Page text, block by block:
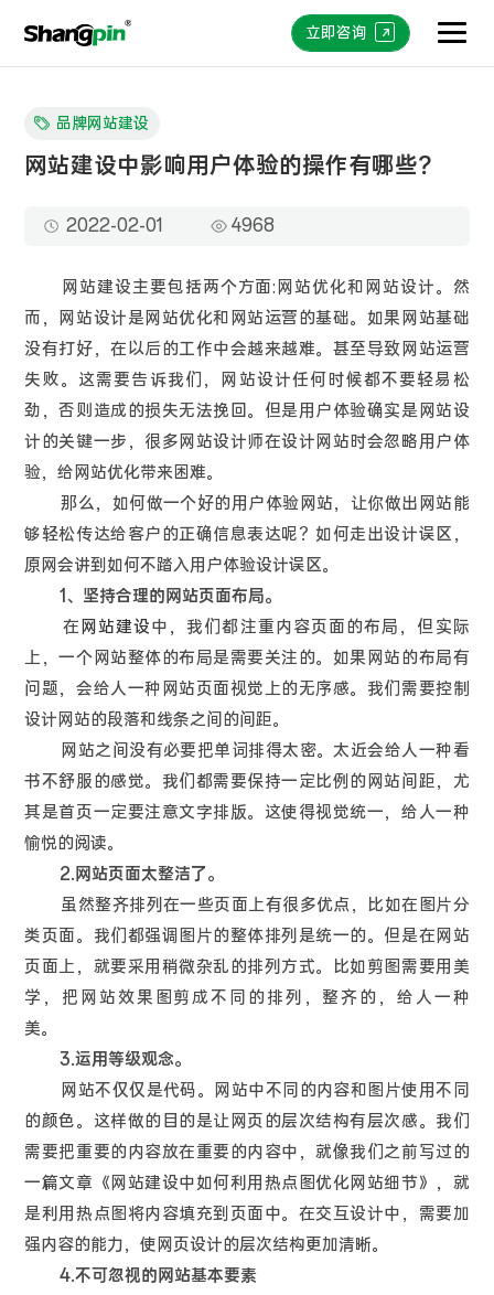
立即咨询
品牌网站建设
网站建设中影响用户体验的操作有哪些？
2022-02-01 4968
网站建设主要包括两个方面:网站优化和网站设计。然
而，网站设计是网站优化和网站运营的基础。如果网站基础
没有打好，在以后的工作中会越来越难。甚至导致网站运营
失败。这需要告诉我们，网站设计任何时候都不要轻易松
劲，否则造成的损失无法挽回。但是用户体验确实是网站设
计的关键一步，很多网站设计师在设计网站时会忽略用户体
验，给网站优化带来困难。
那么，如何做一个好的用户体验网站，让你做出网站能
够轻松传达给客户的正确信息表达呢？如何走出设计误区，
原网会讲到如何不踏入用户体验设计误区。
1、坚持合理的网站页面布局。
在 网站建设中，我们都注重内容页面的布局，但实际
上，一个网站整体的布局是需要关注的。如果网站的布局有
问题，会给人一种网站页面视觉上的无序感。我们需要控制
设计网站的段落和线条之间的间距。
网站之间没有必要把单词排得太密。太近会给人一种看
书不舒服的感觉。我们都需要保持一定比例的网站间距，尤
其是首页一定要注意文字排版。这使得视觉统一，给人一种
愉悦的阅读。
2.网站页面太整洁了。
虽然整齐排列在一些页面上有很多优点，比如在图片分
类页面。我们都强调图片的整体排列是统一的。但是在网站
页面上，就要采用稍微杂乱的排列方式。比如剪图需要用美
学，把网站效果图剪成不同的排列，整齐的，给人一种
美。
3.运用等级观念。
网站不仅仅是代码。网站中不同的内容和图片使用不同
的颜色。这样做的目的是让网页的层次结构有层次感。我们
需要把重要的内容放在重要的内容中，就像我们之前写过的
一篇文章《网站建设中如何利用热点图优化网站细节》，就
是利用热点图将内容填充到页面中。在交互设计中，需要加
强内容的能力，使网页设计的层次结构更加清晰。
4.不可忽视的网站基本要素